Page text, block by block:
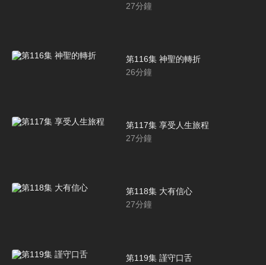
27分鐘
第116集 神聖的轉折
26分鐘
第117集 享受人生旅程
27分鐘
第118集 大有信心
27分鐘
第119集 謹守口舌